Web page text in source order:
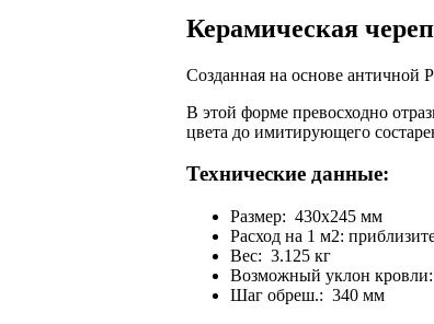
Керамическая
Созданная на основе античной
В этой форме превосходно
цвета до имитирующего
Технические данные:
Размер: 430x245 мм
Расход на 1 м2:
Вес: 3.125 кг
Возможный уклон
Шаг обреш.: 340 мм